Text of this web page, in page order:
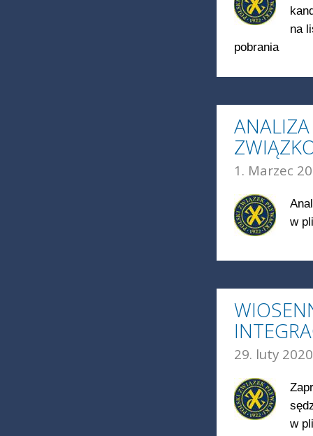
na
pobrania
1. Marzec
w
29. luty
w